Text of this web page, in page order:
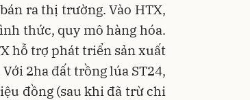
ra thị trường. Vào HTX,
thức, quy mô hàng hóa.
hỗ trợ phát triển sản xuất
2ha đất trồng lúa ST24,
đồng (sau khi đã trừ chi